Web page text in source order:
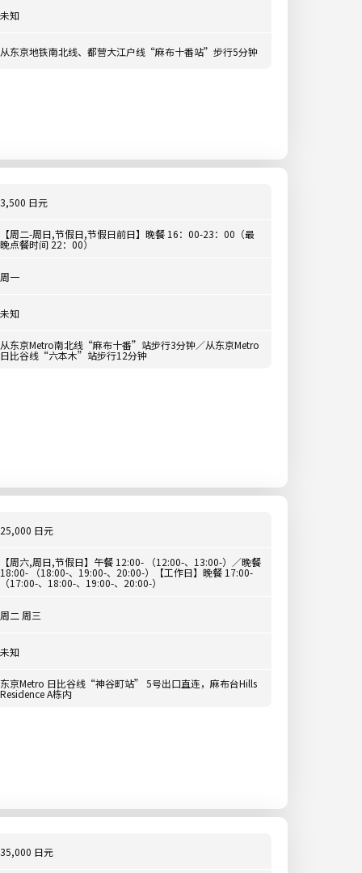
未知
从东京地铁南北线、都营大江户线“麻布十番站”步行5分钟
3,500 日元
【周二-周日,节假日,节假日前日】晚餐 16：00-23：00（最
晚点餐时间 22：00）
周一
未知
从东京Metro南北线“麻布十番”站步行3分钟／从东京Metro
日比谷线“六本木”站步行12分钟
25,000 日元
【周六,周日,节假日】午餐 12:00- （12:00-、13:00-）／晚餐
18:00- （18:00-、19:00-、20:00-）【工作日】晚餐 17:00-
（17:00-、18:00-、19:00-、20:00-）
周二 周三
未知
东京Metro 日比谷线“神谷町站” 5号出口直连，麻布台Hills
Residence A栋内
35,000 日元